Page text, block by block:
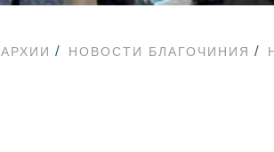
НОВОСТИ БЛАГОЧИНИЯ